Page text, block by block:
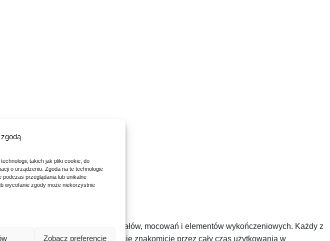
takich jak pliki cookie, do
o urządzeniu. Zgoda na te technologie
przeglądania lub unikalne
wycofanie zgody może niekorzystnie
Zobacz preferencje
z najwyższej jakości materiałów, mocowań i elementów wykończeniowych. Każdy z
wykonano tak, aby spisywał się znakomicie przez cały czas użytkowania w